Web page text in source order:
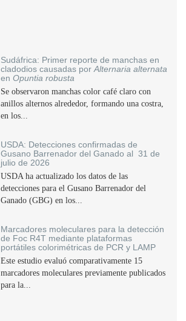
Sudáfrica: Primer reporte de manchas en
cladodios causadas por Alternaria alternata
en Opuntia robusta
Se observaron manchas color café claro con
anillos alternos alrededor, formando una costra,
en los...
USDA: Detecciones confirmadas de
Gusano Barrenador del Ganado al 31 de
julio de 2026
USDA ha actualizado los datos de las
detecciones para el Gusano Barrenador del
Ganado (GBG) en los...
Marcadores moleculares para la detección
de Foc R4T mediante plataformas
portátiles colorimétricas de PCR y LAMP
Este estudio evaluó comparativamente 15
marcadores moleculares previamente publicados
para la...